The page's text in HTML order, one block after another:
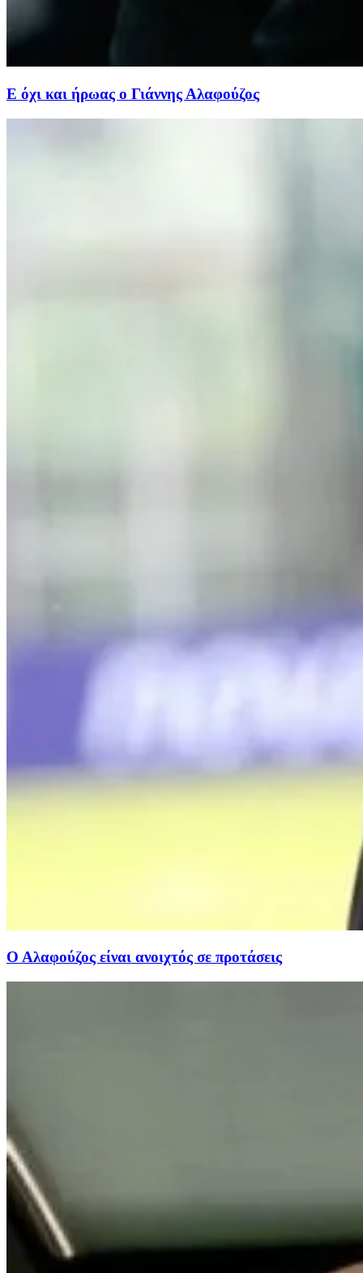
Ε όχι και ήρωας ο Γιάννης Αλαφούζος
Ο Αλαφούζος είναι ανοιχτός σε προτάσεις